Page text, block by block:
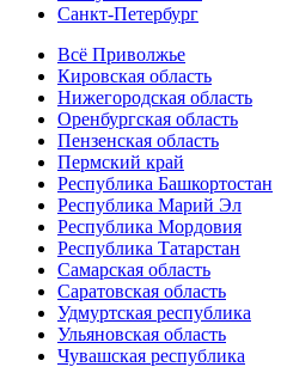
Санкт-Петербург
Всё Приволжье
Кировская область
Нижегородская область
Оренбургская область
Пензенская область
Пермский край
Республика Башкортостан
Республика Марий Эл
Республика Мордовия
Республика Татарстан
Самарская область
Саратовская область
Удмуртская республика
Ульяновская область
Чувашская республика